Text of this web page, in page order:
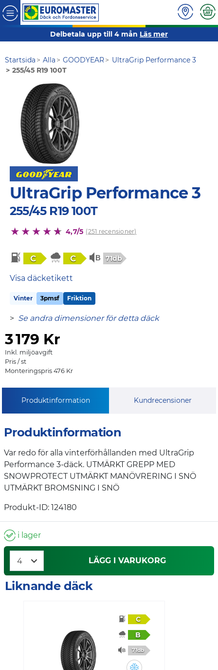
Delbetala upp till 4 mån Läs mer
Startsida Alla GOODYEAR
UltraGrip Performance 3
255/45 R19 100T
UltraGrip Performance 3
255/45 R19 100T
4,7/5 (251 recensioner)
C C 71db
Visa däcketikett
Vinter 3pmsf Friktion
> Se andra dimensioner för detta däck
3179 Kr
Inkl. miljöavgift
Pris / st
Monteringspris 476 Kr
Produktinformation Kundrecensioner
Produktinformation
Var redo för alla vinterförhållanden med UltraGrip
Performance 3-däck. UTMÄRKT GREPP MED
SNOWPROTECT UTMÄRKT MANÖVRERING I SNÖ
UTMÄRKT BROMSNING I SNÖ
Produkt-ID: 124180
i lager
LÄGG I VARUKORG
Liknande däck
C
B
71db